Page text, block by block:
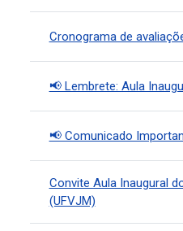
Cronograma de
📢 Lembrete: Aula
📢 Comunicado
Convite Aula Inaugural
(UFVJM)